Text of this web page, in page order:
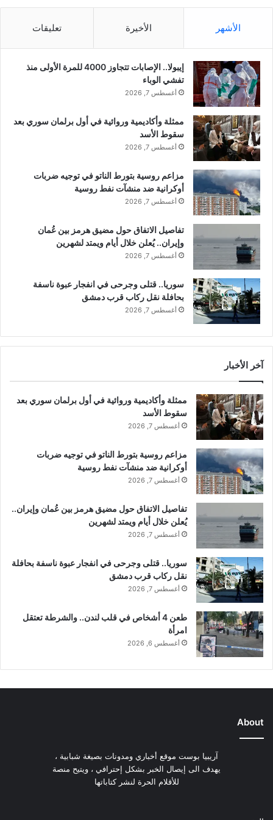
بإعادة تنظيم صفوفه !
في "دولي"
س
و
ر
س
ث
و
ت
س
ق
و
م
ه
ك
م
ة
م
ع
ا
ل
و
ض
ع
ا
ل
إ
ق
ت
ص
ا
د
ي
!
الأشهر الأخيرة تعليقات
إيبولا.. الإصابات تتجاوز 4000 للمرة الأولى منذ
تفشي الوباء
أغسطس 7, 2026
ممثلة وأكاديمية وروائية في أول برلمان سوري بعد
سقوط الأسد
أغسطس 7, 2026
مزاعم روسية بتورط الناتو في توجيه ضربات
أوكرانية ضد منشآت نفط روسية
أغسطس 7, 2026
تفاصيل الاتفاق حول مضيق هرمز بين عُمان
وإيران.. يُعلن خلال أيام ويمتد لشهرين
أغسطس 7, 2026
سوريا.. قتلى وجرحى في انفجار عبوة ناسفة
بحافلة نقل ركاب قرب دمشق
أغسطس 7, 2026
آخر الأخبار
ممثلة وأكاديمية وروائية في أول برلمان سوري بعد
سقوط الأسد
أغسطس 7, 2026
مزاعم روسية بتورط الناتو في توجيه ضربات
أوكرانية ضد منشآت نفط روسية
أغسطس 7, 2026
تفاصيل الاتفاق حول مضيق هرمز بين عُمان وإيران..
يُعلن خلال أيام ويمتد لشهرين
أغسطس 7, 2026
سوريا.. قتلى وجرحى في انفجار عبوة ناسفة بحافلة
نقل ركاب قرب دمشق
أغسطس 7, 2026
طعن 4 أشخاص في قلب لندن.. والشرطة تعتقل
امرأة
أغسطس 6, 2026
About
آريبيا بوست موقع أخباري ومدونات بصيغة شبابية ،
يهدف الى إيصال الخبر بشكل إحترافي ، ويتيح منصة
للأقلام الحرة لنشر كتاباتها